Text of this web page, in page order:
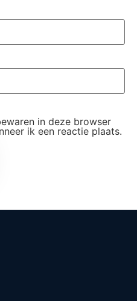
in deze browser
ik een reactie plaats.